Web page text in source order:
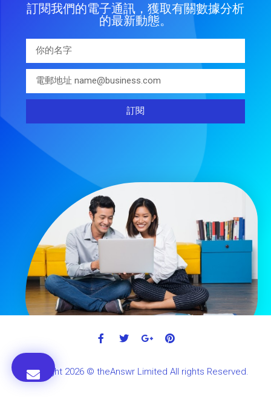
訂閱我們的電子通訊，獲取有關數據分析
的最新動態。
訂閱
Copyright 2026 © theAnswr Limited All rights Reserved.